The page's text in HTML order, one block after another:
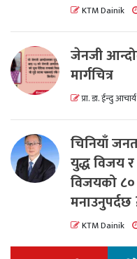
KTM Dainik
जेनजी
मार्गचित्र
प्रा. डा. ईन्दु आचार्य
चिनियाँ
युद्ध विजय र
विजयको ८०
मनाउनुपर्दछ
KTM Dainik